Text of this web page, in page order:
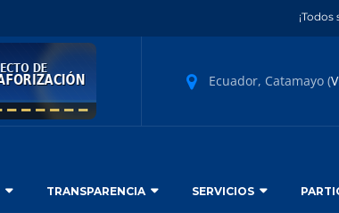
Ecuador, Catamayo (
TRANSPARENCIA SERVICIOS